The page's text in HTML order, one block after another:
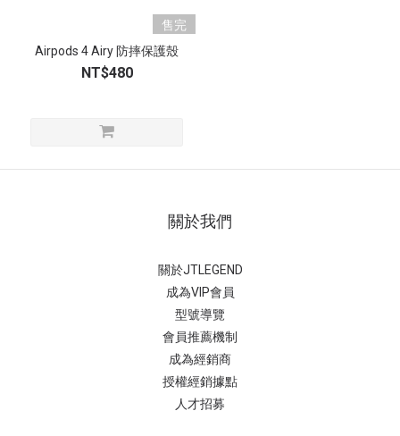
售完
Airpods 4 Airy 防摔保護殼
NT$480
關於我們
關於JTLEGEND
成為VIP會員
型號導覽
會員推薦機制
成為經銷商
授權經銷據點
人才招募